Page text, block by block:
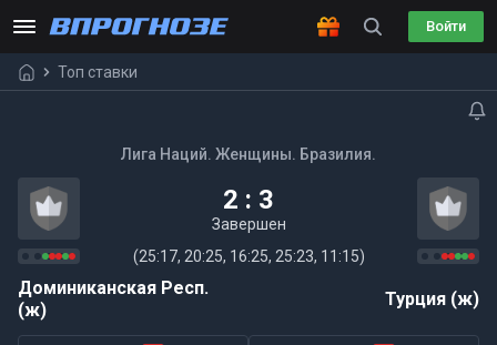
Войти
Топ ставки
Лига Наций. Женщины. Бразилия.
2 : 3
Завершен
(25:17, 20:25, 16:25, 25:23, 11:15)
Доминиканская Респ.
(ж)
Турция (ж)